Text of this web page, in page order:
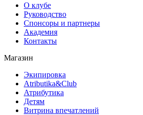
О клубе
Руководство
Спонсоры и партнеры
Академия
Контакты
Магазин
Экипировка
Atributika&Club
Атрибутика
Детям
Витрина впечатлений